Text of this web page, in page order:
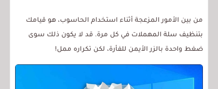
من بين الأمور المزعجة أثناء استخدام الحاسوب، هو قيامك
بتنظيف سلة المهملات في كل مرة. قد لا يكون ذلك سوى
ضغط واحدة بالزر الأيمن للفأرة، لكن تكراره ممل!